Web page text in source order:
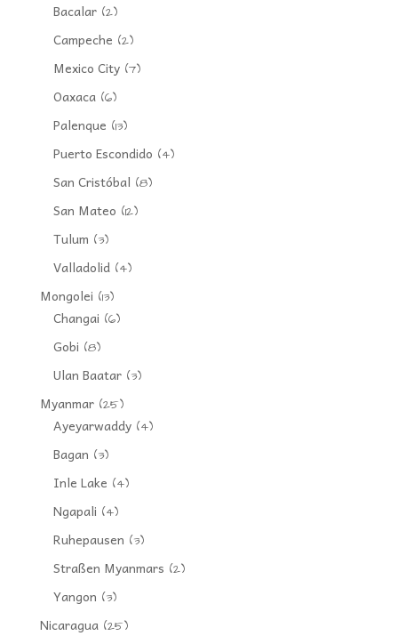
Bacalar(2)
Campeche (2)
Mexico City(7)
Oaxaca(6)
Palenque (13)
Puerto Escondido (4)
San Cristóbal (8)
San Mateo (12)
Tulum (3)
Valladolid(4)
Mongolei (13)
Changai (6)
Gobi (8)
Ulan Baatar(3)
Myanmar(25)
Ayeyarwaddy(4)
Bagan (3)
Inle Lake (4)
Ngapali (4)
Ruhepausen (3)
Straßen Myanmars (2)
Yangon (3)
Nicaragua(25)